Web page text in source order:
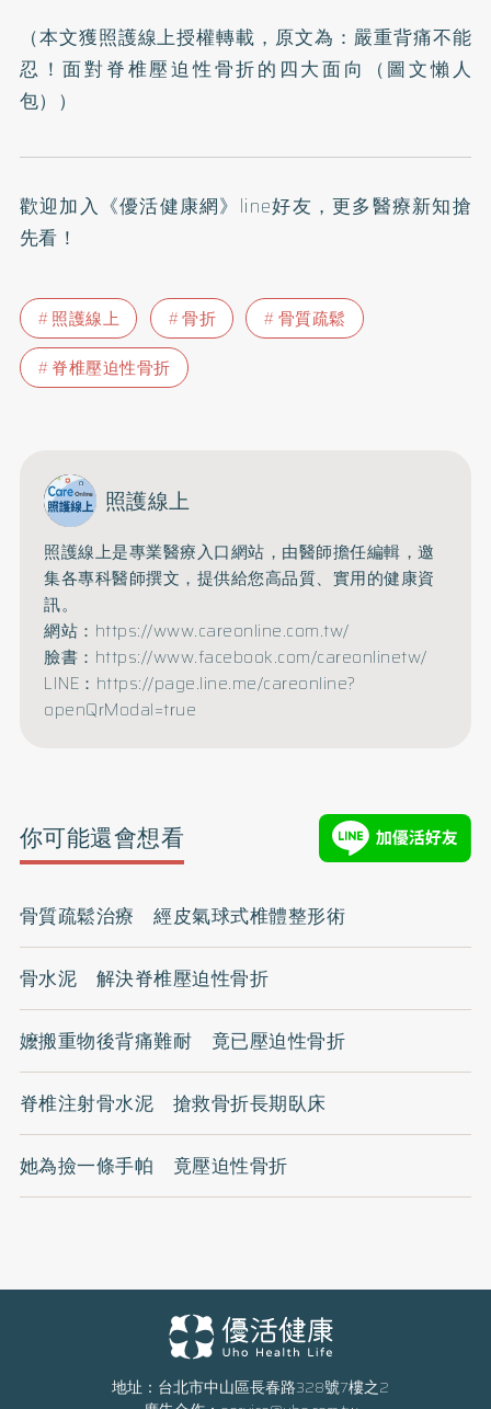
（本文獲照護線上授權轉載，原文為： 嚴重背痛不能
忍！面對脊椎壓迫性骨折的四大面向（圖文懶人
包） ）
歡迎加入 《優活健康網》line好友 ，更多醫療新知搶
先看！
照護線上 骨折
骨質疏鬆
脊椎壓迫性骨折
照護線上
照護線上是專業醫療入口網站，由醫師擔任編輯，邀
集各專科醫師撰文，提供給您高品質、實用的健康資
訊。
網站：https://www.careonline.com.tw/
臉書：https://www.facebook.com/careonlinetw/
LINE：https://page.line.me/careonline?
openQrModal=true
你可能還會想看
骨質疏鬆治療 經皮氣球式椎體整形術
骨水泥 解決脊椎壓迫性骨折
嬤搬重物後背痛難耐 竟已壓迫性骨折
脊椎注射骨水泥 搶救骨折長期臥床
她為撿一條手帕 竟壓迫性骨折
地址：台北市中山區長春路328號7樓之2